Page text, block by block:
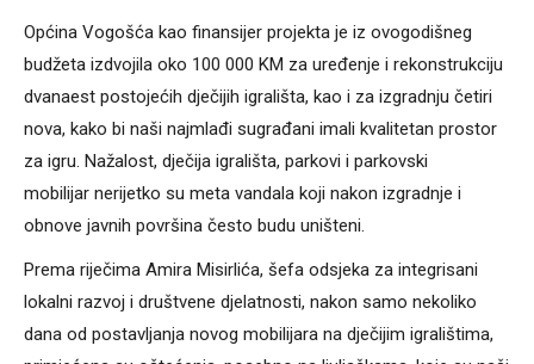
Općina Vogošća kao finansijer projekta je iz ovogodišneg
budžeta izdvojila oko 100 000 KM za uređenje i rekonstrukciju
dvanaest postojećih dječijih igrališta, kao i za izgradnju četiri
nova, kako bi naši najmlađi sugrađani imali kvalitetan prostor
za igru. Nažalost, dječija igrališta, parkovi i parkovski
mobilijar nerijetko su meta vandala koji nakon izgradnje i
obnove javnih površina često budu uništeni.
Prema riječima Amira Misirlića, šefa odsjeka za integrisani
lokalni razvoj i društvene djelatnosti, nakon samo nekoliko
dana od postavljanja novog mobilijara na dječijim igralištima,